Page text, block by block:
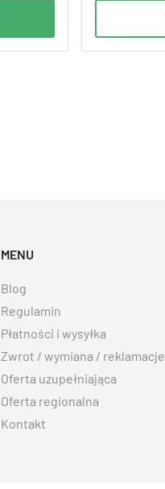
MENU
Blog
Regulamin
Płatności i wysyłka
Zwrot / wymiana / reklamacje
Oferta uzupełniająca
Oferta regionalna
Kontakt